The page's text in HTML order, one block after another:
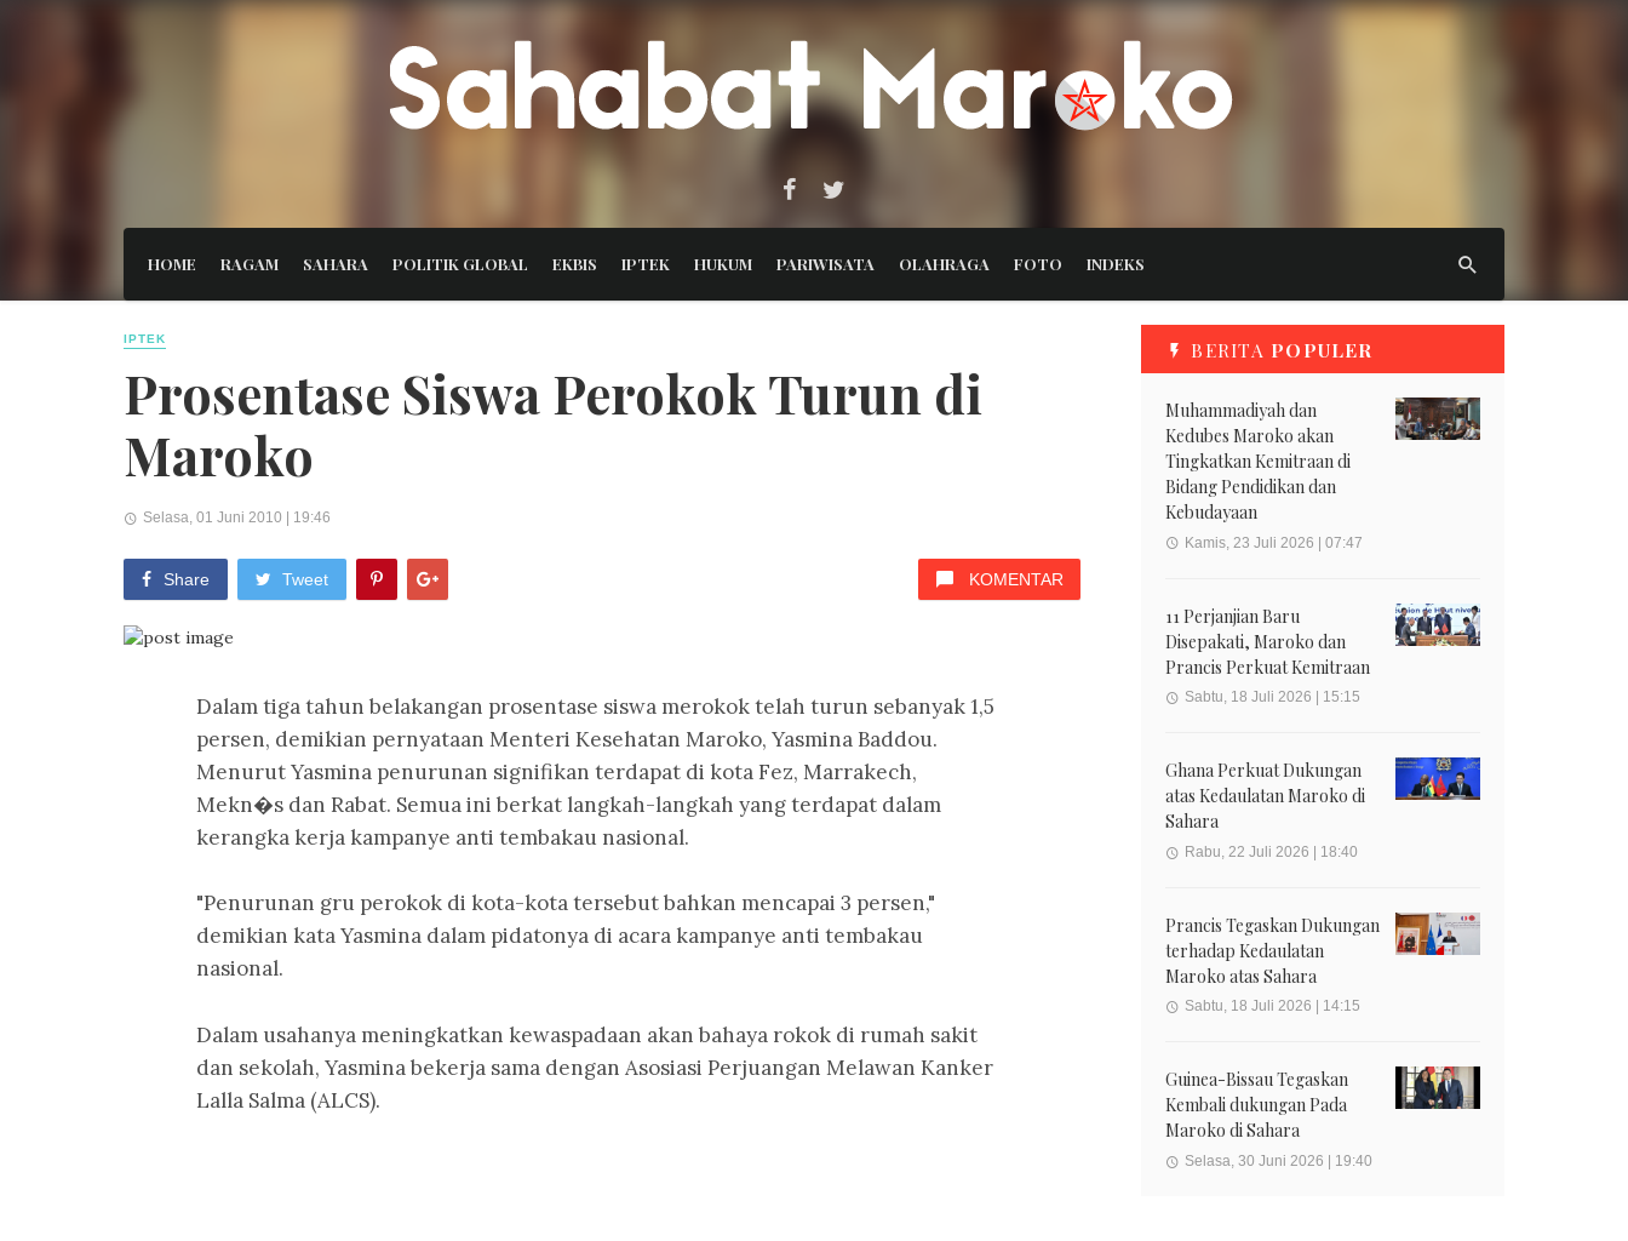
HOME RAGAM SAHARA POLITIK GLOBAL EKBIS IPTEK HUKUM PARIWISATA OLAHRAGA FOTO INDEKS
IPTEK
Prosentase Siswa Perokok Turun di
Maroko
Selasa, 01 Juni 2010 | 19:46
Share Tweet KOMENTAR
Dalam tiga tahun belakangan prosentase siswa merokok telah turun sebanyak 1,5
persen, demikian pernyataan Menteri Kesehatan Maroko, Yasmina Baddou.
Menurut Yasmina penurunan signifikan terdapat di kota Fez, Marrakech,
Mekn�s dan Rabat. Semua ini berkat langkah-langkah yang terdapat dalam
kerangka kerja kampanye anti tembakau nasional.
"Penurunan gru perokok di kota-kota tersebut bahkan mencapai 3 persen,"
demikian kata Yasmina dalam pidatonya di acara kampanye anti tembakau
nasional.
Dalam usahanya meningkatkan kewaspadaan akan bahaya rokok di rumah sakit
dan sekolah, Yasmina bekerja sama dengan Asosiasi Perjuangan Melawan Kanker
Lalla Salma (ALCS).
BERITA POPULER
Muhammadiyah dan
Kedubes Maroko akan
Tingkatkan Kemitraan di
Bidang Pendidikan dan
Kebudayaan
Kamis, 23 Juli 2026 | 07:47
11 Perjanjian Baru
Disepakati, Maroko dan
Prancis Perkuat Kemitraan
Sabtu, 18 Juli 2026 | 15:15
Ghana Perkuat Dukungan
atas Kedaulatan Maroko di
Sahara
Rabu, 22 Juli 2026 | 18:40
Prancis Tegaskan Dukungan
terhadap Kedaulatan
Maroko atas Sahara
Sabtu, 18 Juli 2026 | 14:15
Guinea-Bissau Tegaskan
Kembali dukungan Pada
Maroko di Sahara
Selasa, 30 Juni 2026 | 19:40